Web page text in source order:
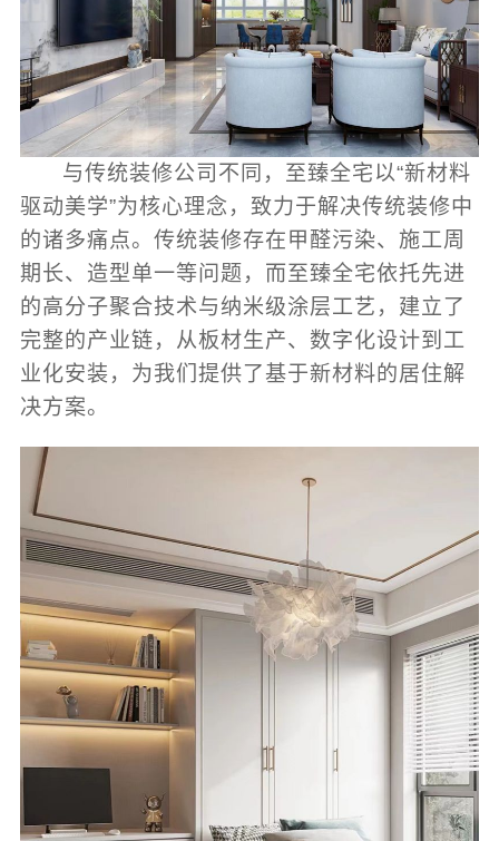
与传统装修公司不同，至臻全宅以“新材料
驱动美学”为核心理念，致力于解决传统装修中
的诸多痛点。传统装修存在甲醛污染、施工周
期长、造型单一等问题，而至臻全宅依托先进
的高分子聚合技术与纳米级涂层工艺，建立了
完整的产业链，从板材生产、数字化设计到工
业化安装，为我们提供了基于新材料的居住解
决方案。